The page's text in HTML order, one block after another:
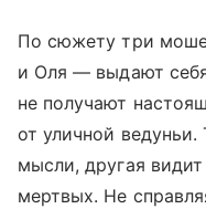
По сюжету три
и Оля — выдают
не получают
от уличной
мысли, другая
мертвых. Не